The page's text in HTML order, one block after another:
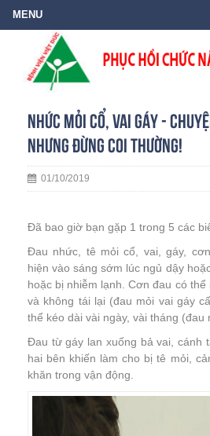
Nhức mỏi cổ, vai gáy -
nhưng đừng coi thường!
01/10/2019
Đã bao giờ bạn gặp 1 trong 5 các
Đau nhức, tê mỏi cổ, vai, gáy,
hiện vào sáng sớm lúc ngủ dậy
hoặc bị nhiễm lạnh. Cơn đau có
và không tái lại (đau mỏi vai gáy
thể kéo dài vài ngày, vài tháng (đau
Đau từ gáy lan xuống bả vai, cánh
hai bên khiến làm cho bị tê mỏi,
khăn trong vận động.